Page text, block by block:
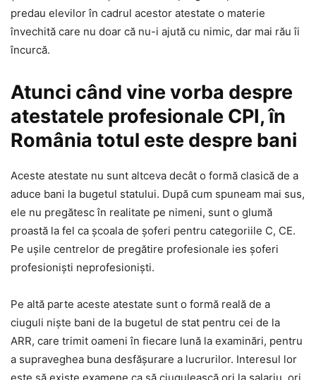
predau elevilor în cadrul acestor atestate o materie
învechită care nu doar că nu-i ajută cu nimic, dar mai rău îi
încurcă.
Atunci când vine vorba despre
atestatele profesionale CPI, în
România totul este despre bani
Aceste atestate nu sunt altceva decât o formă clasică de a
aduce bani la bugetul statului. După cum spuneam mai sus,
ele nu pregătesc în realitate pe nimeni, sunt o glumă
proastă la fel ca școala de șoferi pentru categoriile C, CE.
Pe ușile centrelor de pregătire profesionale ies șoferi
profesioniști neprofesioniști.
Pe altă parte aceste atestate sunt o formă reală de a
ciuguli niște bani de la bugetul de stat pentru cei de la
ARR, care trimit oameni în fiecare lună la examinări, pentru
a supraveghea buna desfășurare a lucrurilor. Interesul lor